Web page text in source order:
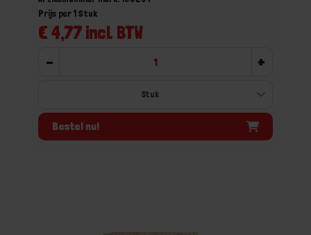
€ 4,77 incl. BTW
Prijs per 1 Stuk
- +
Bestel nu!